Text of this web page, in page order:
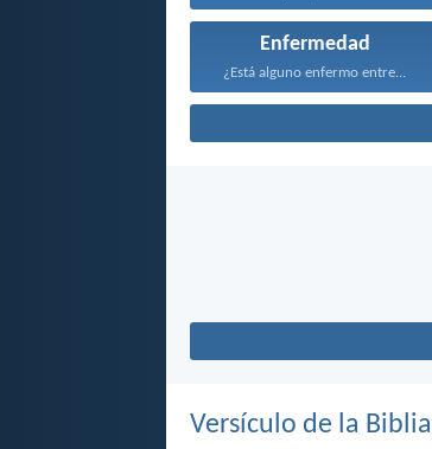
Enfermedad
¿Está alguno enfermo entre...
Versículo de la